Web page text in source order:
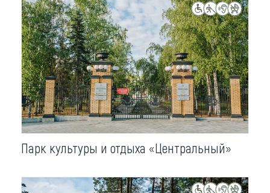
Парк культуры и отдыха «Центральный»